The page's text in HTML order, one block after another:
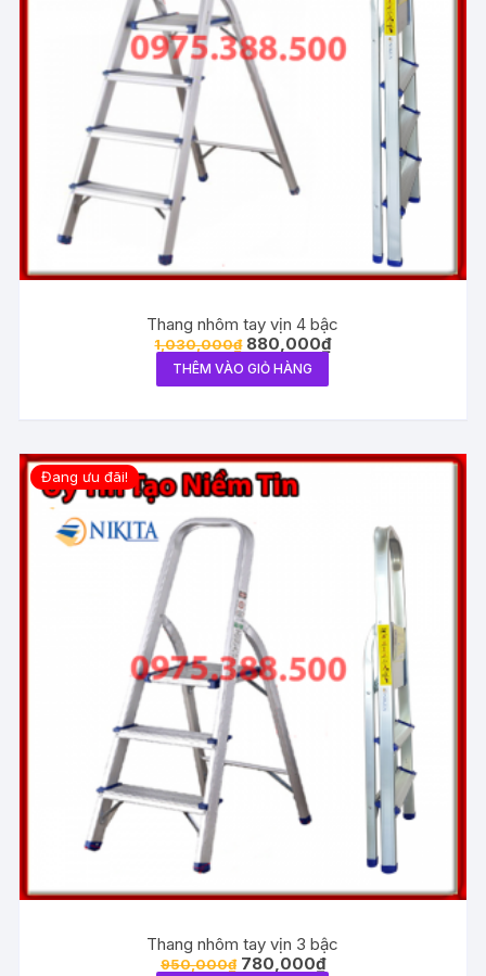
Thang nhôm tay vịn 4 bậc
1,030,000₫ 880,000₫
THÊM VÀO GIỎ HÀNG
Đang ưu đãi!
Thang nhôm tay vịn 3 bậc
950,000₫ 780,000₫